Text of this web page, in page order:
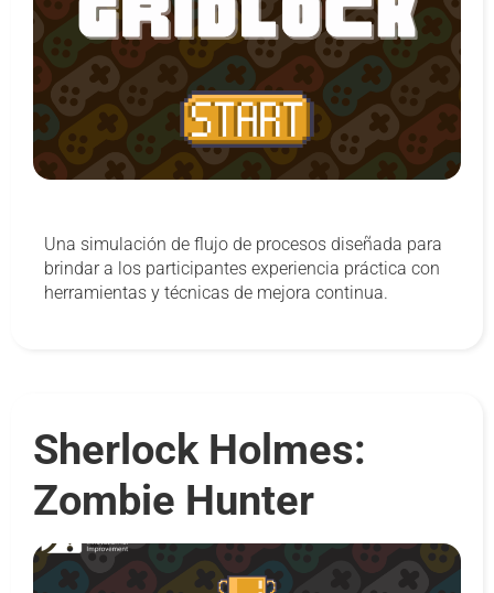
Una simulación de flujo de procesos diseñada para
brindar a los participantes experiencia práctica con
herramientas y técnicas de mejora continua.
Sherlock Holmes:
Zombie Hunter